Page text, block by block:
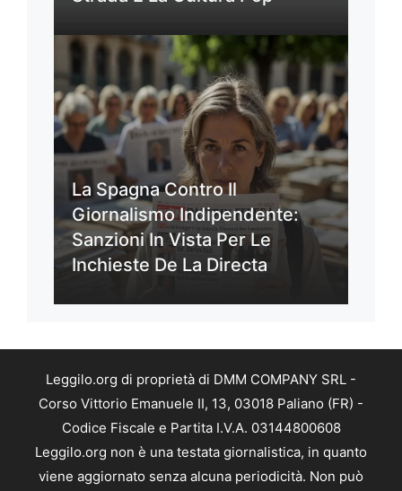
La Spagna Contro Il
Giornalismo Indipendente:
Sanzioni In Vista Per Le
Inchieste De La Directa
Leggilo.org di proprietà di DMM COMPANY SRL -
Corso Vittorio Emanuele II, 13, 03018 Paliano (FR) -
Codice Fiscale e Partita I.V.A. 03144800608
Leggilo.org non è una testata giornalistica, in quanto
viene aggiornato senza alcuna periodicità. Non può